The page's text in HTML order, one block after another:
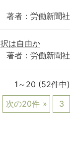
著者：労働新聞社
は自由か
著者：労働新聞社
1～20 (52件中)
次の20件 3